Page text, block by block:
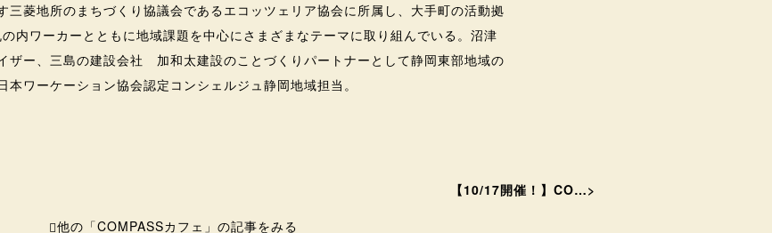
三菱地所のまちづくり協議会であるエコッツェリア協会に所属し、大手町の活動拠
内ワーカーとともに地域課題を中心にさまざまなテーマに取り組んでいる。沼津
ザー、三島の建設会社 加和太建設のことづくりパートナーとして静岡東部地域の
本ワーケーション協会認定コンシェルジュ静岡地域担当。
【10/17開催！】CO…>
他の「COMPASSカフェ」の記事をみる